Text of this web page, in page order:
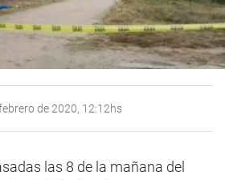
Video
de 2020, 12:12hs
las 8 de la mañana del